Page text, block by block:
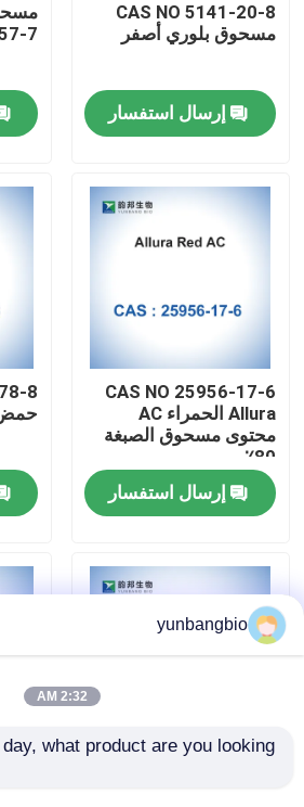
منتجات
معلومات عنا
جولة في المعمل
مراقبة الجودة
اتصل بنا
أخبار
حالات
CAS NO 5141-20-8
مسحوق بلوري أصفر
إرسال استفسار
7
CAS NO 25956-17-6
Allura الحمراء AC
محتوى مسحوق الصبغة
80٪
إرسال استفسار
8
حمض
yunbangbio
2:32 AM
what product are you looking